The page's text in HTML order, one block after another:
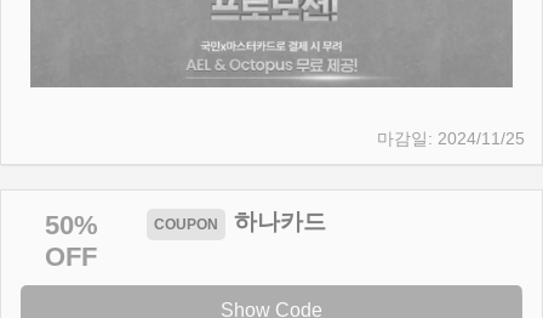
2024/11/25
50%
OFF
하나카드
Show Code